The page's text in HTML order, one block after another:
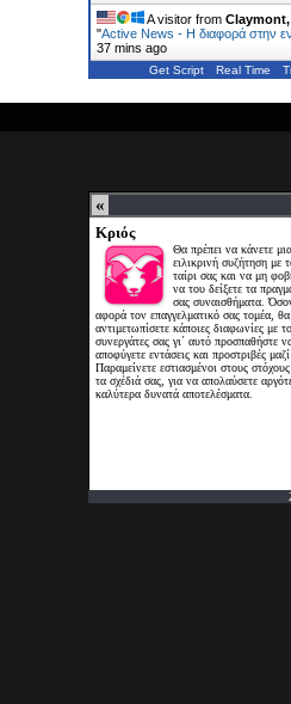
A visitor from
"Active News - Η διαφορά στην
37 mins ago
Get Script Real Time